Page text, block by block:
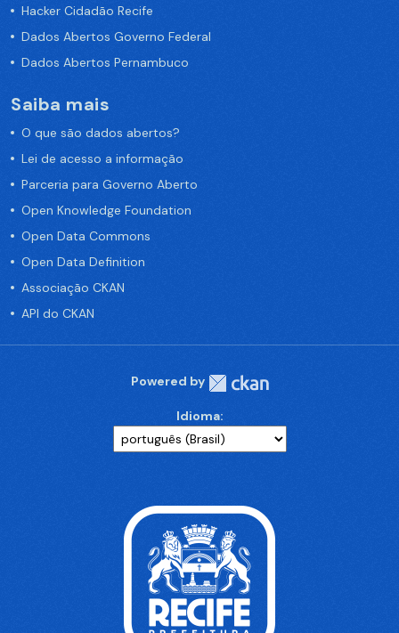
Hacker Cidadão Recife
Dados Abertos Governo Federal
Dados Abertos Pernambuco
Saiba mais
O que são dados abertos?
Lei de acesso a informação
Parceria para Governo Aberto
Open Knowledge Foundation
Open Data Commons
Open Data Definition
Associação CKAN
API do CKAN
Powered by
Idioma